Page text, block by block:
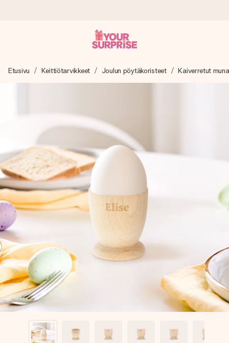
Valmistamme lahjasi huolella ja lähetämme sen hetkessä,
jotta voit antaa sen juuri oikeaan aikaan, kun sillä on eniten
4,8 (+15 000 arvostelun perusteella)
Lahjamme inspiroivat. Asiakkaiden arvosana on 4,8 Google
Reviewsissä.
Ilmainen tervehdyskortti
Tilaa tänään – personoitu lahja valmistuu ja lähtee matkaan
nopeammin kuin ehdit sanoa “yllätys!”
Etusivu Keittiötarvikkeet Joulun pöytäkoristeet Kaiverretut